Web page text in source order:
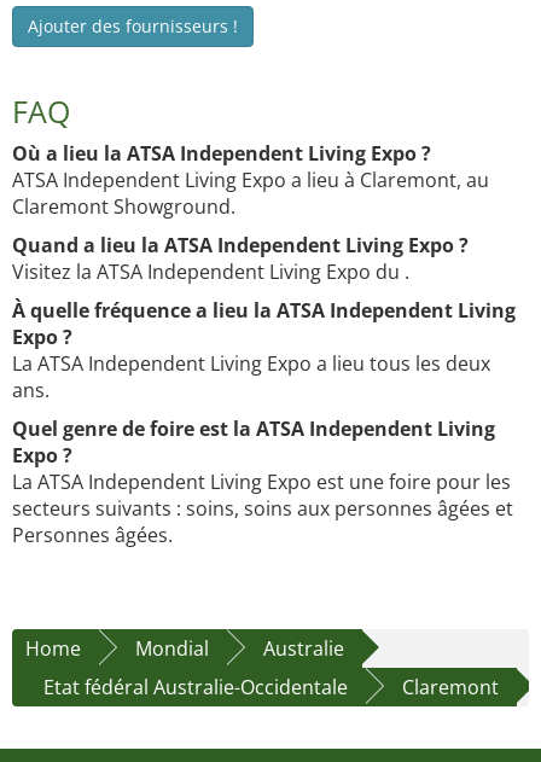
Ajouter des fournisseurs !
FAQ
Où a lieu la ATSA Independent Living Expo ?
ATSA Independent Living Expo a lieu à Claremont, au
Claremont Showground.
Quand a lieu la ATSA Independent Living Expo ?
Visitez la ATSA Independent Living Expo du .
À quelle fréquence a lieu la ATSA Independent Living
Expo ?
La ATSA Independent Living Expo a lieu tous les deux
ans.
Quel genre de foire est la ATSA Independent Living
Expo ?
La ATSA Independent Living Expo est une foire pour les
secteurs suivants : soins, soins aux personnes âgées et
Personnes âgées.
Home Mondial
Australie
Etat fédéral Australie-Occidentale
Claremont